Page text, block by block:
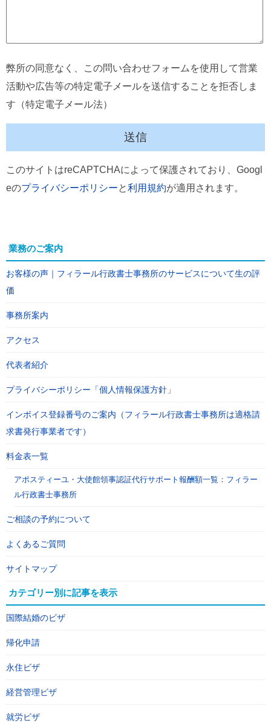
弊所の同意なく、この問い合わせフォームを使用して営業
活動や広告等の特定電子メールを送信することを拒否しま
す（特定電子メール法）
このサイトはreCAPTCHAによって保護されており、Googl
eのプライバシーポリシーと利用規約が適用されます。
業務のご案内
お客様の声｜フィラール行政書士事務所のサービスについて生の評
価
事務所案内
アクセス
代表者紹介
プライバシーポリシー「個人情報保護方針」
インボイス登録番号のご案内（フィラール行政書士事務所は適格請
求書発行事業者です）
料金表一覧
アポスティーユ・大使館領事認証代行サポート報酬額一覧：フィラー
ル行政書士事務所
ご相談の予約について
よくあるご質問
サイトマップ
カテゴリー別に記事を表示
国際結婚のビザ
帰化申請
永住ビザ
経営管理ビザ
就労ビザ